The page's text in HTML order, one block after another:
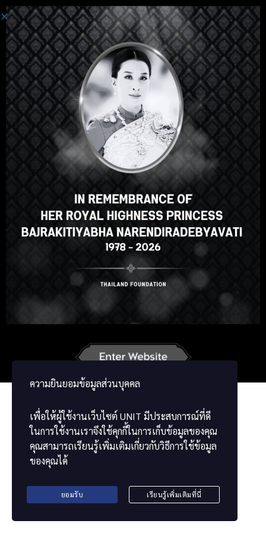
เข้าสู่ระบบ
Hey there, great course, right?
Do you like this course?
ENROLL COURSE
ความยินยอมข้อมูลส่วนบุคคล
เพื่อให้ผู้ใช้งานเว็บไซต์ UNIT มีประสบการณ์ที่ดี
ในการใช้งานเราจึงใช้คุกกี้ในการเก็บข้อมูลของคุณ
คุณสามารถเรียนรู้เพิ่มเติมเกี่ยวกับวิธีการใช้ข้อมูล
ของคุณได้
ยอมรับ เรียนรู้เพิ่มเติมที่นี่
Select your language
English Russian
Japanese German
Chinese
ខ្មែរ